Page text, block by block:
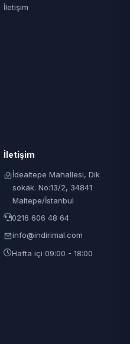
İletişim
İletişim
İdealtepe Mahallesi, Dik
sokak. No:13/2, 34841
Maltepe/İstanbul
0216 606 48 64
info@indirimal.com
Hafta içi 09:00 - 18:00